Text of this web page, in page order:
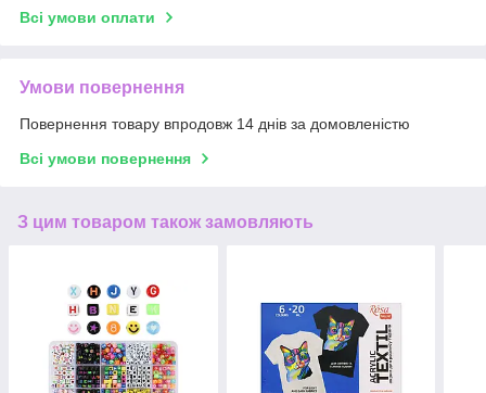
Всі умови оплати
Умови повернення
Повернення товару впродовж 14 днів за домовленістю
Всі умови повернення
З цим товаром також замовляють